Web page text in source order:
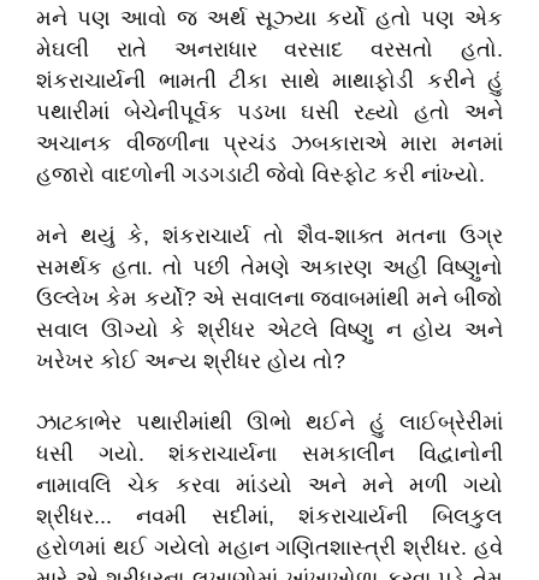
મને પણ આવો જ અર્થ સૂઝ્યા કર્યો હતો પણ એક
મેઘલી
રાતે અનરાધાર વરસાદ વરસતો હતો.
શંકરાચાર્યની ભામતી ટીકા સાથે માથાફોડી કરીને હું
પથારીમાં બેચેનીપૂર્વક પડખા ઘસી રહ્યો હતો
અને
અચાનક
વીજળીના પ્રચંડ ઝબકારાએ મારા
મનમાં
હજારો વાદળોની ગડગડાટી જેવો વિસ્ફોટ કરી નાંખ્યો.
મને થયું કે,શંકરાચાર્ય તો શૈવ-શાક્ત મતના ઉગ્ર
સમર્થક હતા.તો પછી તેમણે અકારણ અહીં વિષ્ણુનો
ઉલ્લેખ કેમ કર્યો? એ સવાલના જવાબમાંથી મને બીજો
સવાલ ઊગ્યો કે શ્રીધર એટલે વિષ્ણુ ન હોય અને
ખરેખર કોઈ અન્ય શ્રીધર હોય તો?
ઝાટકાભેર પથારીમાંથી ઊભો થઈને હું
લાઈબ્રેરીમાં
ધસી
ગયો. શંકરાચાર્યના સમકાલીન
વિદ્વાનોની
નામાવલિ
ચેક કરવા માંડયો અને મને મળી
ગયો
શ્રીધર...નવમી સદીમાં, શંકરાચાર્યની
બિલકુલ
હરોળમાં થઈ ગયેલો મહાન ગણિતશાસ્ત્રી શ્રીધર.હવે